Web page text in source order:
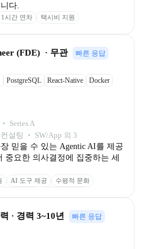
다.
1시간 연차
택시비 지원
(FDE)  · 무관
빠른 응답
PostgreSQL React-Native
Docker
‧ Series A
설팅 ‧ SW/App 외 3
믿을 수 있는 Agentic AI를 제공
중요한 의사결정에 집중하는 세
AI 도구 제공
수평적 문화
· 경력 3~10년
빠른 응답